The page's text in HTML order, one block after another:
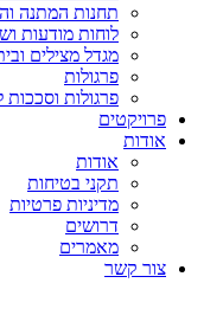
תחנות המתנה
לוחות מודעות
מגדל מצילים
פרגולות
פרגולות וסככות
פרויקטים
אודות
אודות
תקני בטיחות
מדיניות פרטיות
דרושים
מאמרים
צור קשר